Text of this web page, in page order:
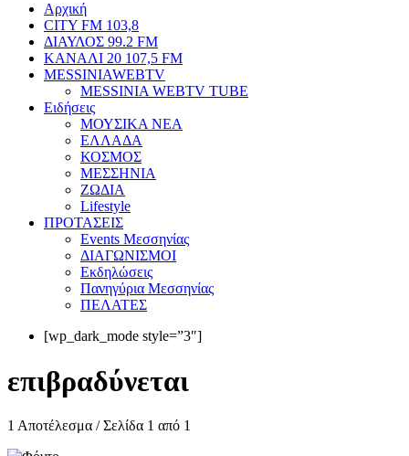
Αρχική
CITY FM 103,8
ΔΙΑΥΛΟΣ 99.2 FM
ΚΑΝΑΛΙ 20 107,5 FM
MESSINIAWEBTV
MESSINIA WEBTV TUBE
Eιδήσεις
ΜΟΥΣΙΚΑ ΝΕΑ
ΕΛΛΑΔΑ
ΚΟΣΜΟΣ
ΜΕΣΣΗΝΙΑ
ΖΩΔΙΑ
Lifestyle
ΠΡΟΤΑΣΕΙΣ
Events Μεσσηνίας
ΔΙΑΓΩΝΙΣΜΟΙ
Εκδηλώσεις
Πανηγύρια Μεσσηνίας
ΠΕΛΑΤΕΣ
[wp_dark_mode style=”3″]
επιβραδύνεται
1 Αποτέλεσμα / Σελίδα 1 από 1